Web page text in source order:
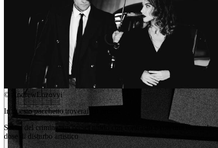
©
AndrewLozovyi
In questo pacchetto troverai 10 preset:
Scena del crimine: un preset nitido con contrasto e con una notevole
dose di disturbo artistico